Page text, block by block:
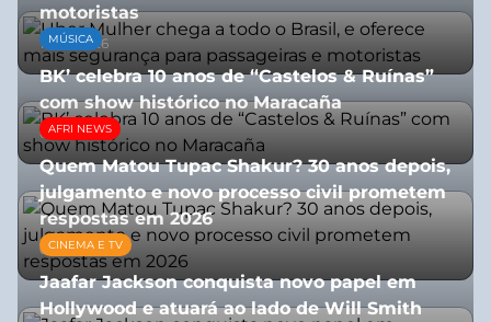
motoristas
10/07/2026
MÚSICA
BK’ celebra 10 anos de “Castelos & Ruínas”
com show histórico no Maracaña
06/08/2026
AFRI NEWS
Quem Matou Tupac Shakur? 30 anos depois,
julgamento e novo processo civil prometem
respostas em 2026
05/08/2026
CINEMA E TV
Jaafar Jackson conquista novo papel em
Hollywood e atuará ao lado de Will Smith